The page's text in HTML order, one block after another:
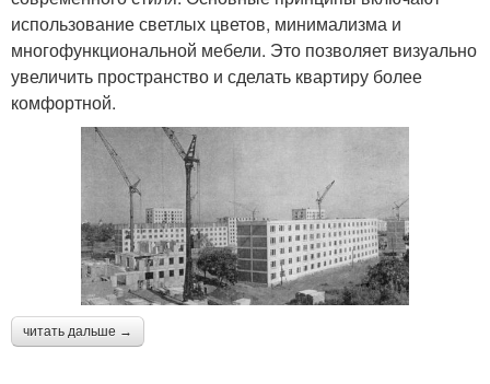
использование светлых цветов, минимализма и
многофункциональной мебели. Это позволяет визуально
увеличить пространство и сделать квартиру более
комфортной.
читать дальше →